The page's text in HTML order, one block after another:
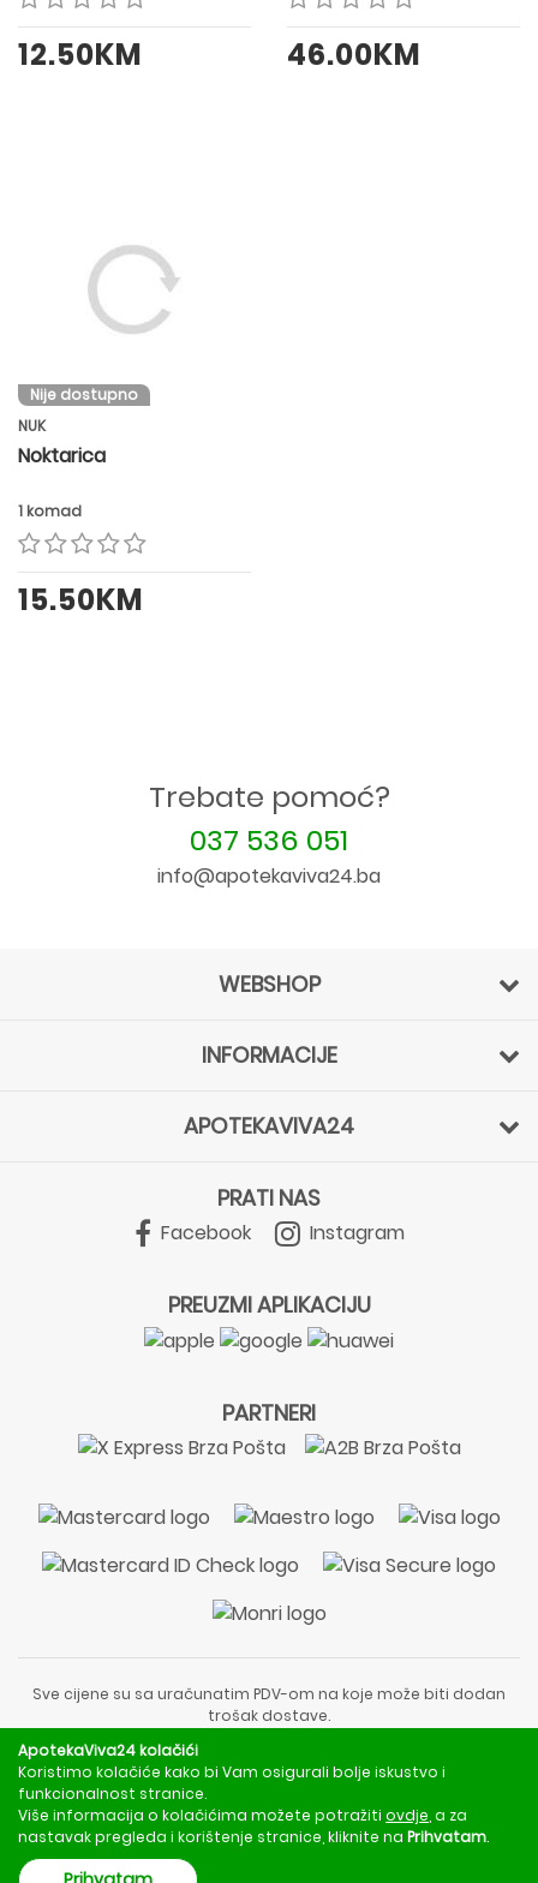
12.50KM 46.00KM
Nije dostupno
NUK
Noktarica
1 komad
15.50KM
Trebate pomoć?
037 536 051
info@apotekaviva24.ba
WEBSHOP
INFORMACIJE
APOTEKAVIVA24
PRATI NAS
Facebook Instagram
PREUZMI APLIKACIJU
PARTNERI
Sve cijene su sa uračunatim PDV-om na koje može biti dodan
trošak dostave.
liječnički pregled ili savjet farmaceuta.
Za obavijesti o mjerama opreza, rizicima i nuspojavama
obratite se svom liječniku ili farmaceutu.
Copyright © 2020 - 2026 | ApotekaViva24 | Sva prava zadržava
ApotekaViva24 kolačići
Koristimo kolačiće kako bi Vam osigurali bolje iskustvo i
funkcionalnost stranice.
Više informacija o kolačićima možete potražiti ovdje , a za
nastavak pregleda i korištenje stranice, kliknite na Prihvatam.